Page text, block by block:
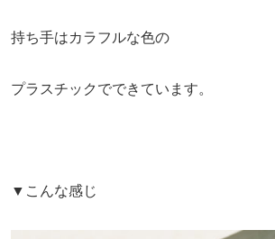
持ち手はカラフルな色の
プラスチックでできています。
▼こんな感じ